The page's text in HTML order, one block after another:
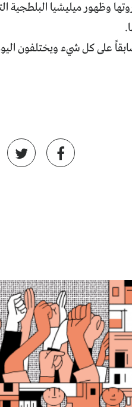
وظهور ميليشيا
على كل شيء ويختلفون